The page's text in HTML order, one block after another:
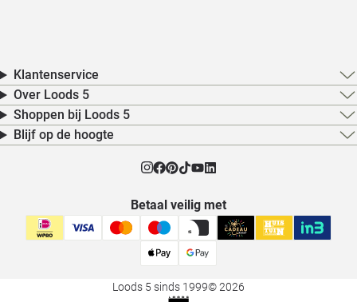
Klantenservice
Over Loods 5
Shoppen bij Loods 5
Blijf op de hoogte
Betaal veilig met
Loods 5 sinds 1999© 2026